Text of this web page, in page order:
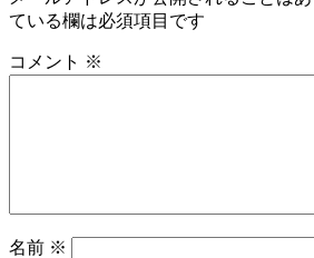
ている欄は必須項目です
コメント ※
名前 ※